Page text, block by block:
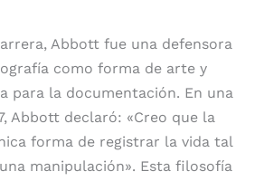
Abbott fue una defensora
como forma de arte y
para la documentación. En una
Abbott declaró: «Creo que la
forma de registrar la vida tal
manipulación». Esta filosofía